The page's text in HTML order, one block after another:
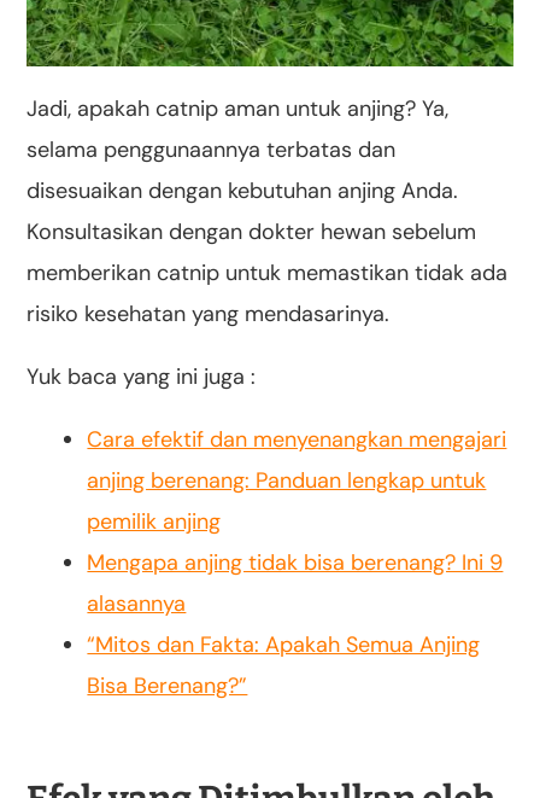
Jadi, apakah catnip aman untuk anjing? Ya,
selama penggunaannya terbatas dan
disesuaikan dengan kebutuhan anjing Anda.
Konsultasikan dengan dokter hewan sebelum
memberikan catnip untuk memastikan tidak ada
risiko kesehatan yang mendasarinya.
Yuk baca yang ini juga :
Cara efektif dan menyenangkan mengajari
anjing berenang: Panduan lengkap untuk
pemilik anjing
Mengapa anjing tidak bisa berenang? Ini 9
alasannya
“Mitos dan Fakta: Apakah Semua Anjing
Bisa Berenang?”